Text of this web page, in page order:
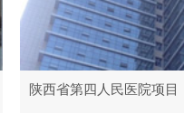
陕西省第四人民医院项目